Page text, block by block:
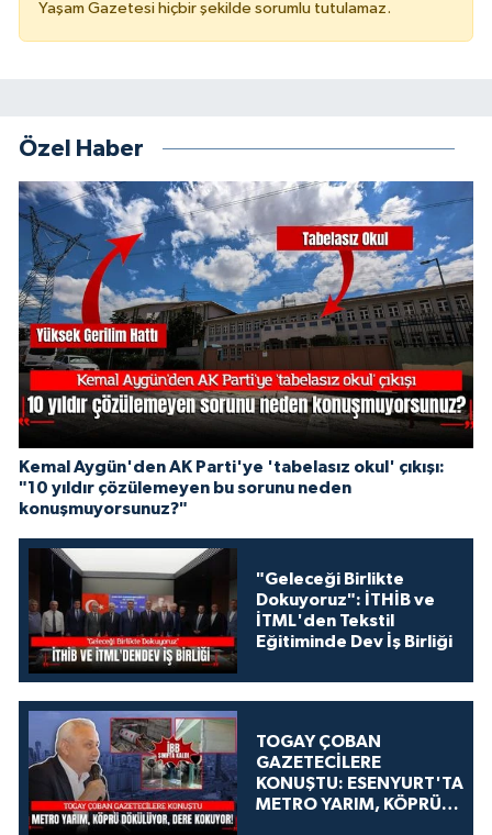
Yaşam Gazetesi hiçbir şekilde sorumlu tutulamaz.
Özel Haber
Kemal Aygün'den AK Parti'ye 'tabelasız okul' çıkışı:
"10 yıldır çözülemeyen bu sorunu neden
konuşmuyorsunuz?"
"Geleceği Birlikte
Dokuyoruz": İTHİB ve
İTML'den Tekstil
Eğitiminde Dev İş Birliği
TOGAY ÇOBAN
GAZETECİLERE
KONUŞTU: ESENYURT'TA
METRO YARIM, KÖPRÜ